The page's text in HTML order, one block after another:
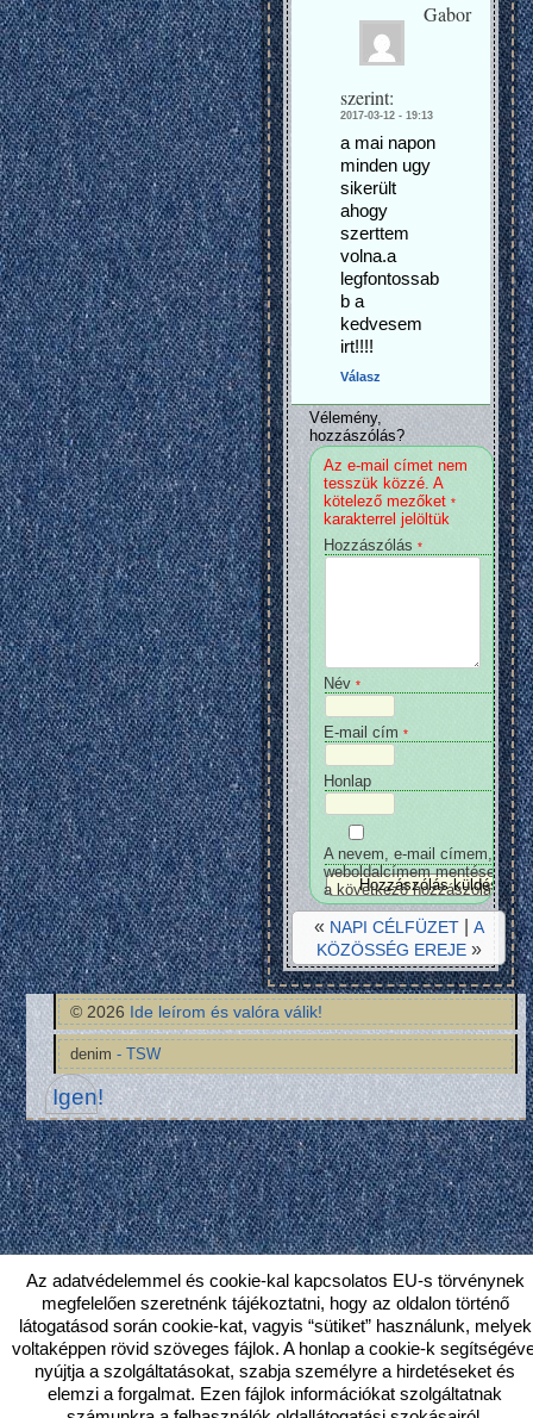
Gabor
szerint:
2017-03-12 - 19:13
a mai napon
minden ugy
sikerült
ahogy
szerttem
volna.a
legfontossab
b a
kedvesem
irt!!!!
Válasz
Vélemény,
hozzászólás?
Az e-mail címet nem
tesszük közzé. A
kötelező mezőket*
karakterrel jelöltük
Hozzászólás*
Név*
E-mail cím*
Honlap
A nevem, e-mail címem, és
weboldalcímem mentése a
a következő
« NAPI CÉLFÜZET| A
KÖZÖSSÉG EREJE»
© 2026 Ide leírom és valóra válik!
denim - TSW
Igen!
Az adatvédelemmel és cookie-kal kapcsolatos EU-s törvénynek
megfelelően szeretnénk tájékoztatni, hogy az oldalon történő
látogatásod során cookie-kat, vagyis “sütiket” használunk, melyek
voltaképpen rövid szöveges fájlok. A honlap a cookie-k
nyújtja a szolgáltatásokat, szabja személyre a hirdetéseket és
elemzi a forgalmat. Ezen fájlok információkat szolgáltatnak